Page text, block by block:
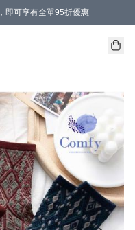
可享有全單95折優惠
物滿HK$680(折扣後），可享有